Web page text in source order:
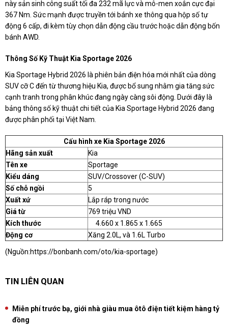
này sản sinh công suất tối đa 232 mã lực và mô-men xoắn cực đại
367 Nm. Sức mạnh được truyền tới bánh xe thông qua hộp số tự
động 6 cấp, đi kèm tùy chọn dẫn động cầu trước hoặc dẫn động bốn
bánh AWD.
Thông Số Kỹ Thuật Kia Sportage 2026
Kia Sportage Hybrid 2026 là phiên bản điện hóa mới nhất của dòng
SUV cỡ C đến từ thương hiệu Kia, được bổ sung nhằm gia tăng sức
cạnh tranh trong phân khúc đang ngày càng sôi động. Dưới đây là
bảng thông số kỹ thuật chi tiết của Kia Sportage Hybrid 2026 đang
được phân phối tại Việt Nam.
Cấu hình xe Kia Sportage 2026
Hãng sản xuất
Kia
Tên xe
Sportage
Kiểu dáng
SUV/Crossover (C-SUV)
Số chỗ ngồi
5
Xuất xứ
Lắp ráp trong nước
Giá từ
769 triệu VND
Kích thước
4.660 x 1.865 x 1.665
Động cơ
Xăng 2.0L, và 1.6L Turbo
(Nguồn:https://bonbanh.com/oto/kia-sportage)
TIN LIÊN QUAN
Miễn phí trước bạ, giới nhà giàu mua ôtô điện tiết kiệm hàng tỷ
đồng